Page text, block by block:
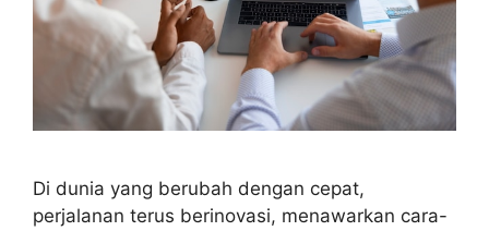
Di dunia yang berubah dengan cepat,
perjalanan terus berinovasi, menawarkan cara-